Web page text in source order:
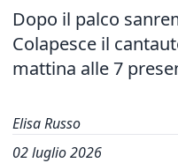
Dopo il palco
Colapesce il
mattina alle 7
Elisa Russo
02 luglio 2026